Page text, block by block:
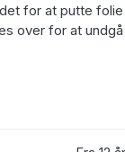
for at putte folie
over for at